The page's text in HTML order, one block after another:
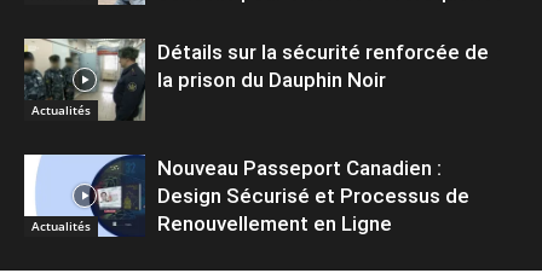
Actualités
Détails sur la sécurité renforcée de
la prison du Dauphin Noir
Actualités
Nouveau Passeport Canadien :
Design Sécurisé et Processus de
Renouvellement en Ligne